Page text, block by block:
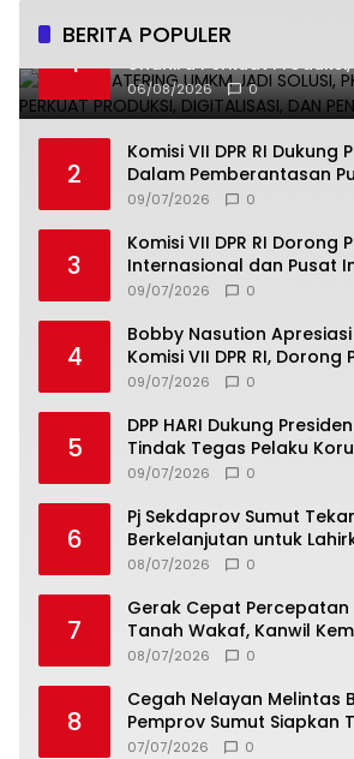
BERITA POPULER
1
Smart Catering UMKM Jadi
Undhira Perkuat
Pengelolaan Limbah.
06/08/2026 0
2
Komisi VII DPR RI Dukung
Dalam Pemberantasan
Wisata
09/07/2026 0
3
Komisi VII DPR RI Dorong
Internasional dan Pusat
09/07/2026 0
4
Bobby Nasution
Komisi VII DPR RI, Dorong
Kalender Event Nasional
09/07/2026 0
5
DPP HARI Dukung
Tindak Tegas Pelaku
Tebang Pilih
09/07/2026 0
6
Pj Sekdaprov Sumut
Berkelanjutan untuk
Qurani Berkarakter
08/07/2026 0
7
Gerak Cepat
Tanah Wakaf, Kanwil
Lintas Instansi Bahas Draf
08/07/2026 0
8
Cegah Nelayan Melintas
Pemprov Sumut Siapkan
Strategis
07/07/2026 0